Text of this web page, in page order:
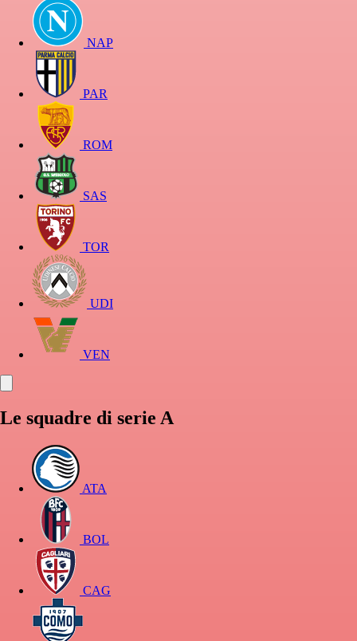
NAP
PAR
ROM
SAS
TOR
UDI
VEN
Le squadre di serie A
ATA
BOL
CAG